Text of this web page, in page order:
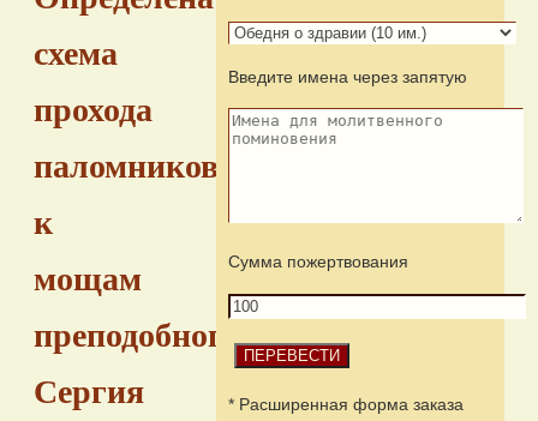
схема
прохода
паломников
к
мощам
преподобного
Сергия
Введите имена через запятую
Сумма пожертвования
* Расширенная форма заказа